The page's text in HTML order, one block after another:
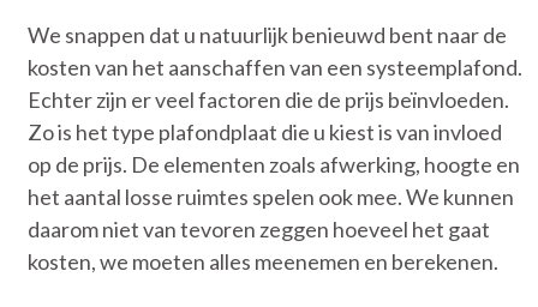
We snappen dat u natuurlijk benieuwd bent naar de
kosten van het aanschaffen van een systeemplafond.
Echter zijn er veel factoren die de prijs beïnvloeden.
Zo is het type plafondplaat die u kiest is van invloed
op de prijs. De elementen zoals afwerking, hoogte en
het aantal losse ruimtes spelen ook mee. We kunnen
daarom niet van tevoren zeggen hoeveel het gaat
kosten, we moeten alles meenemen en berekenen.